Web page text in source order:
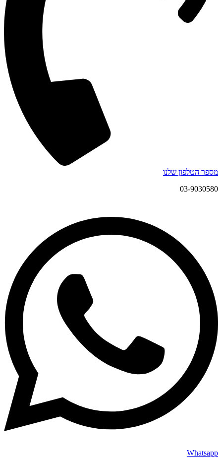
מספר הטלפון שלנו
03-9030580
Whatsapp